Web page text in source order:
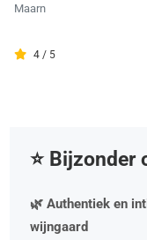
Maarn
4 / 5
⭐️ Bijzonder
🌿 Authentiek en
wijngaard